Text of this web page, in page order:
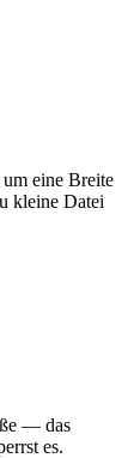
eine Breite
kleine Datei
— das
es.